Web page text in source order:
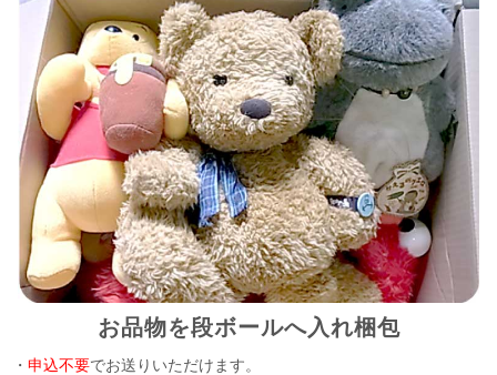
お品物を段ボールへ入れ梱包
・申込不要でお送りいただけます。